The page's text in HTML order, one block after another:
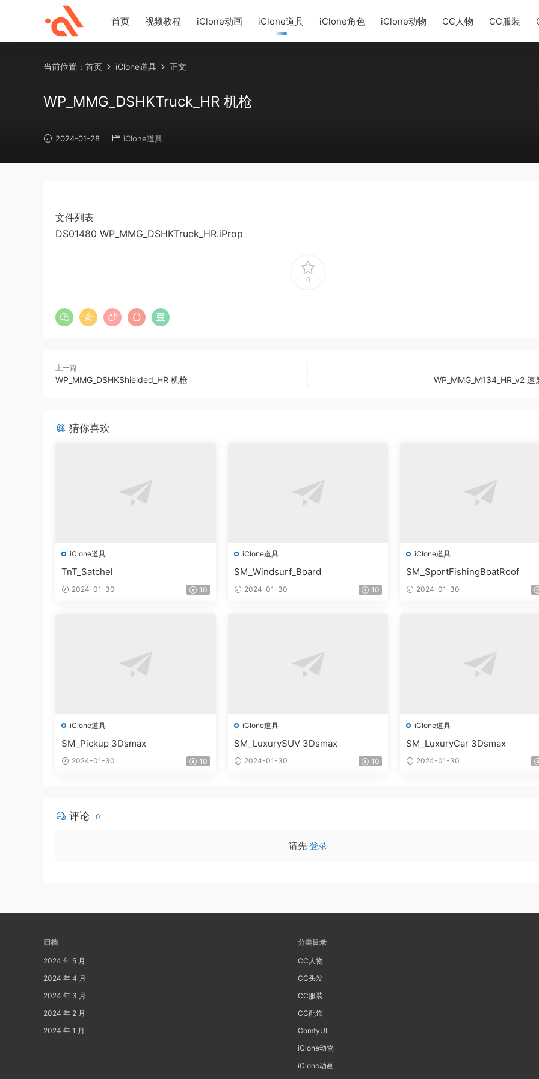
首页 视频教程 iClone动画 iClone道具 iClone角色 iClone动物 CC人物 CC服装
当前位置： 首页 iClone道具 正文
WP_MMG_DSHKTruck_HR 机枪
2024-01-28 iClone道具
文件列表
DS01480 WP_MMG_DSHKTruck_HR.iProp
0
上一篇
WP_MMG_DSHKShielded_HR 机枪 WP_MMG_M134_HR_v2 速
猜你喜欢
iClone道具
TnT_Satchel
2024-01-30 10
iClone道具
SM_Windsurf_Board
2024-01-30 10
iClone道具
SM_SportFishingBoatRoof
2024-01-30
iClone道具
SM_Pickup 3Dsmax
2024-01-30 10
iClone道具
SM_LuxurySUV 3Dsmax
2024-01-30 10
iClone道具
SM_LuxuryCar 3Dsmax
2024-01-30
评论 0
请先 登录
归档
2024 年 5 月
2024 年 4 月
2024 年 3 月
2024 年 2 月
2024 年 1 月
分类目录
CC人物
CC头发
CC服装
CC配饰
ComfyUI
iClone动物
iClone动画